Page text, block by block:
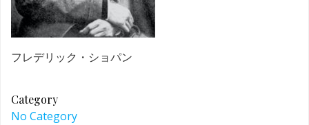
フレデリック・ショパン
Category
No Category